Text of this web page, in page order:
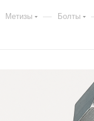
Метизы — Болты